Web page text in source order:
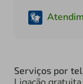
Serviços por